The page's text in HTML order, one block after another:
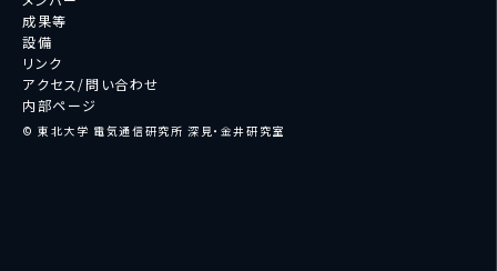
成果等
設備
リンク
アクセス/問い合わせ
内部ページ
© 東北大学 電気通信研究所 深見・金井研究室